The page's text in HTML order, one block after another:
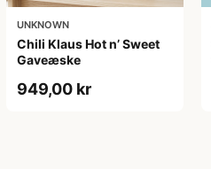
UNKNOWN
Chili Klaus Hot n’ Sweet
Gaveæske
949,00 kr